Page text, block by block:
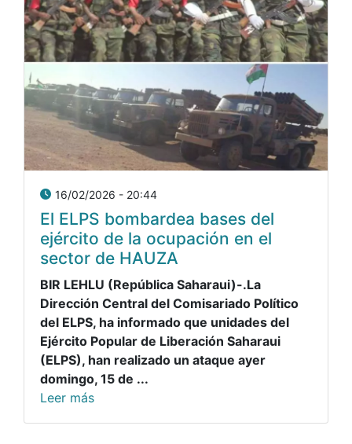
16/02/2026 - 20:44
El ELPS bombardea bases del
ejército de la ocupación en el
sector de HAUZA
BIR LEHLU (República Saharaui)-.La
Dirección Central del Comisariado Político
del ELPS, ha informado que unidades del
Ejército Popular de Liberación Saharaui
(ELPS), han realizado un ataque ayer
domingo, 15 de ...
Leer más